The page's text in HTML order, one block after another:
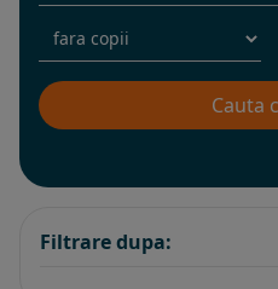
Filtrare dupa: